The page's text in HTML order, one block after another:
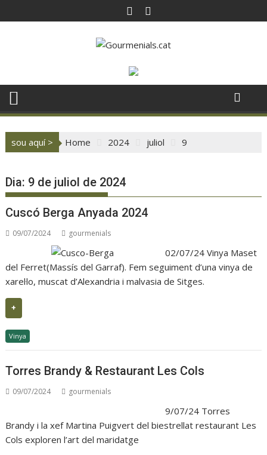
to
sou aquí > Home 2024 juliol 9
Dia: 9 de juliol de 2024
Cuscó Berga Anyada 2024
09/07/2024 gourmenials
02/07/24 Vinya Maset
del Ferret(Massís del Garraf). Fem seguiment d’una vinya de
xarel·lo, muscat d’Alexandria i malvasia de Sitges.
+
Vinya
Torres Brandy & Restaurant Les Cols
09/07/2024 gourmenials
9/07/24 Torres
Brandy i la xef Martina Puigvert del biestrellat restaurant Les
Cols exploren l’art del maridatge